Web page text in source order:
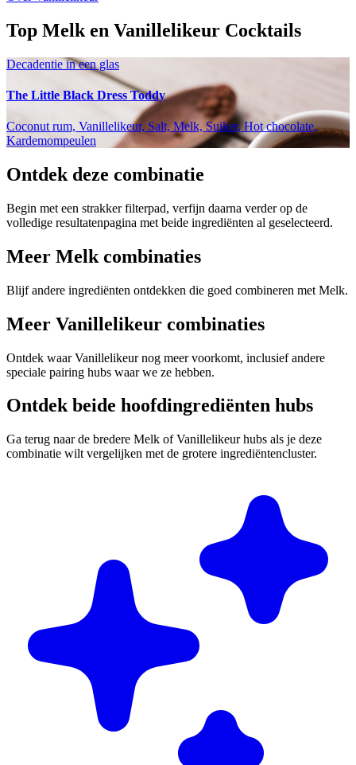
Top Melk en Vanillelikeur Cocktails
Decadentie in een glas
The Little Black Dress Toddy
Coconut rum, Vanillelikeur, Salt, Melk, Suiker, Hot chocolate,
Kardemompeulen
Ontdek deze combinatie
Begin met een strakker filterpad, verfijn daarna verder op de
volledige resultatenpagina met beide ingrediënten al geselecteerd.
Meer Melk combinaties
Blijf andere ingrediënten ontdekken die goed combineren met Melk.
Meer Vanillelikeur combinaties
Ontdek waar Vanillelikeur nog meer voorkomt, inclusief andere
speciale pairing hubs waar we ze hebben.
Ontdek beide hoofdingrediënten hubs
Ga terug naar de bredere Melk of Vanillelikeur hubs als je deze
combinatie wilt vergelijken met de grotere ingrediëntencluster.